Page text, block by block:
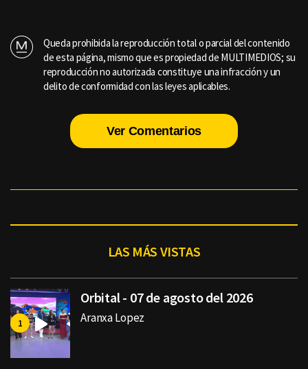
Queda prohibida la reproducción total o parcial del contenido
de esta página, mismo que es propiedad de MULTIMEDIOS; su
reproducción no autorizada constituye una infracción y un
delito de conformidad con las leyes aplicables.
Ver Comentarios
LAS MÁS VISTAS
Orbital - 07 de agosto del 2026
Aranxa Lopez